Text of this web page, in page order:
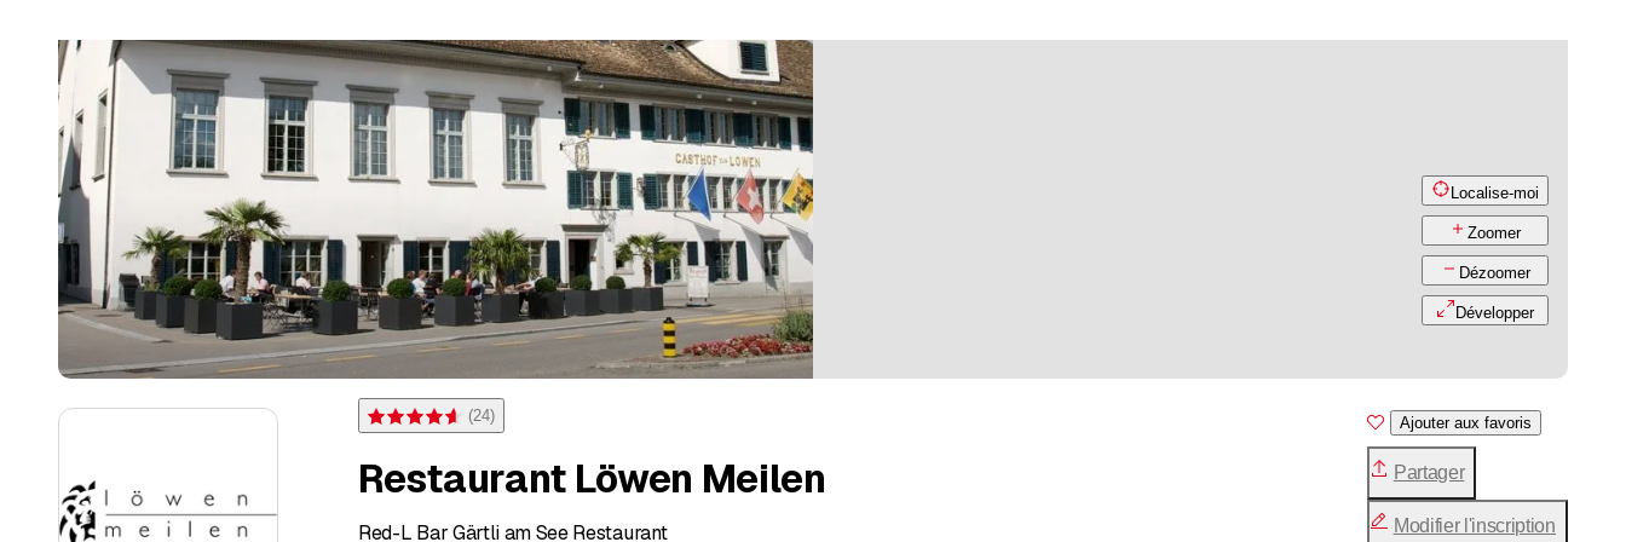
Localise-moi
Zoomer
Dézoomer
Développer
Note 4,6 sur 5 étoiles pour 24 évaluations
(24)
Restaurant Löwen Meilen
Red-L Bar Gärtli am See Restaurant
Ajouter aux favoris
Partager
Modifier l'inscription